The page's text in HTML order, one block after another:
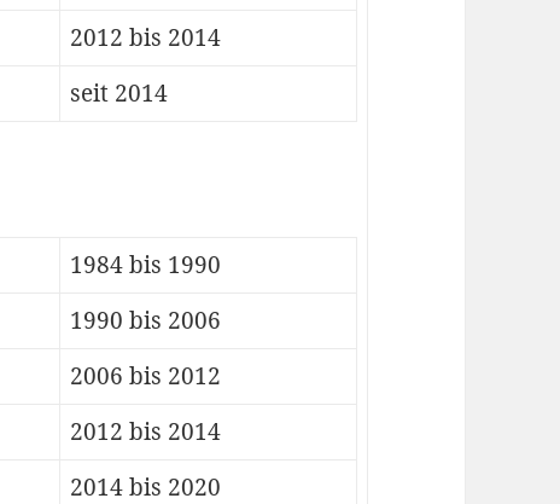
2012 bis 2014
seit 2014
1984 bis 1990
1990 bis 2006
2006 bis 2012
2012 bis 2014
2014 bis 2020